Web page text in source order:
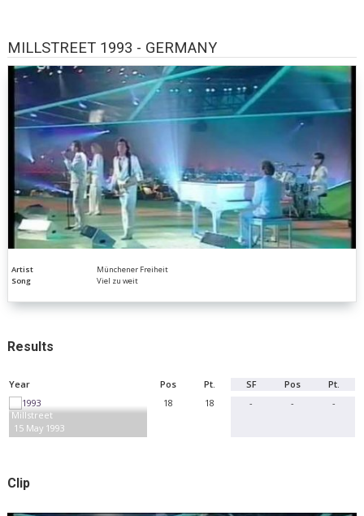
MILLSTREET 1993 - GERMANY
Artist
Münchener Freiheit
Song
Viel zu weit
Results
Year Pos Pt. SF Pos Pt.
Millstreet
15 May 1993
18 18 - - -
Clip